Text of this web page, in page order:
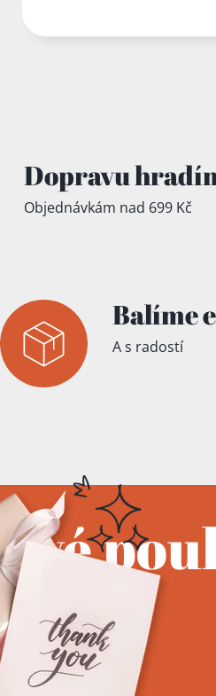
Dopravu
Objednávkám nad 699 Kč
Balíme
A s radostí
do košíku!